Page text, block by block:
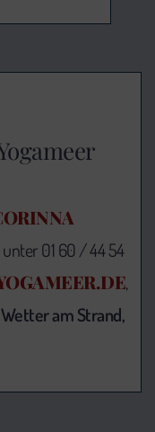
01 60 / 44 54
,
am Strand,